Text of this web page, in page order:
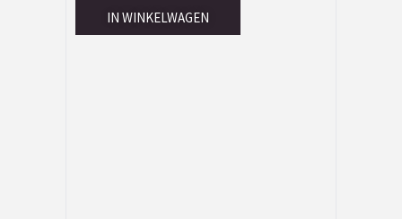
IN WINKELWAGEN